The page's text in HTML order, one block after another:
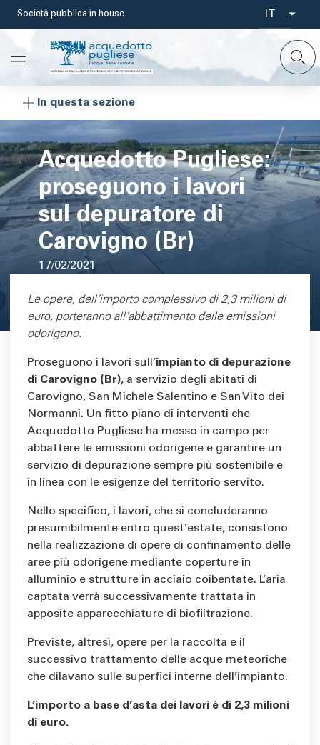
Salta
contenuto
principale
Società pubblica in house
Select
your
IT
In questa sezione
Acquedotto Pugliese:
proseguono i lavori
sul depuratore di
Carovigno (Br)
17/02/2021
Area di testo
Le opere, dell’importo complessivo di 2,3 milioni di
euro, porteranno all’abbattimento delle emissioni
odorigene.
Proseguono i lavori sull’impianto di depurazione
di Carovigno (Br), a servizio degli abitati di
Carovigno, San Michele Salentino e San Vito dei
Normanni. Un fitto piano di interventi che
Acquedotto Pugliese ha messo in campo per
abbattere le emissioni odorigene e garantire un
servizio di depurazione sempre più sostenibile e
in linea con le esigenze del territorio servito.
Nello specifico, i lavori, che si concluderanno
presumibilmente entro quest’estate, consistono
nella realizzazione di opere di confinamento delle
aree più odorigene mediante coperture in
alluminio e strutture in acciaio coibentate. L’aria
captata verrà successivamente trattata in
apposite apparecchiature di biofiltrazione.
Previste, altresì, opere per la raccolta e il
successivo trattamento delle acque meteoriche
che dilavano sulle superfici interne dell’impianto.
L’importo a base d’asta dei lavori è di 2,3 milioni
di euro.